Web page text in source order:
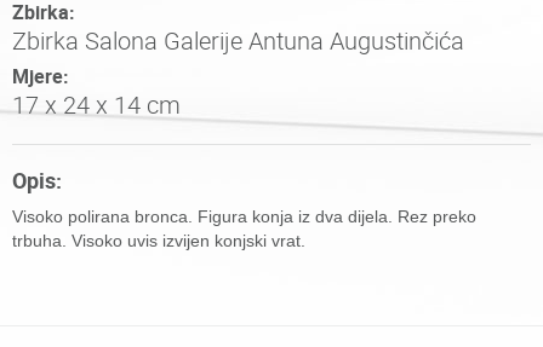
Zbirka:
Zbirka Salona Galerije Antuna Augustinčića
Mjere:
17 x 24 x 14 cm
Opis:
Visoko polirana bronca. Figura konja iz dva dijela. Rez preko
trbuha. Visoko uvis izvijen konjski vrat.